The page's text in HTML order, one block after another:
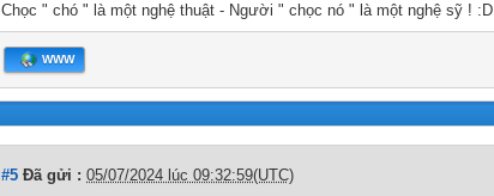
Chọc " chó " là một nghệ thuật - Người " chọc nó " là một nghệ sỹ ! :D
WWW
#5 Đã gửi : 05/07/2024 lúc 09:32:59(UTC)